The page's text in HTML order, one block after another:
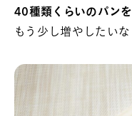
40種類くらいのパン
もう少し増やしたいな